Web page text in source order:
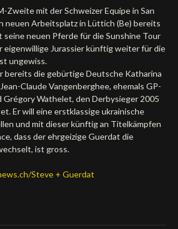
Zweite mit der Schweizer Equipe in San
neuen Arbeitsplatz in Lüttich (Be) bereits
neuen Pferde für die Sunshine Tour
eigenwillige Jurassier künftig weiter für die
ungewiss.
bereits die gebürtige Deutsche Katharina
Claude Vangenberghee, ehemals GP-
Grégory Wathelet, den Derbysieger 2005
Er will eine erstklassige ukrainische
und mit dieser künftig an Titelkämpfen
dass der ehrgeizige Guerdat die
ist gross.
Steve + Guerdat